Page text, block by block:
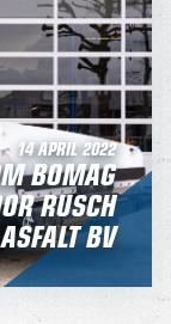
14 APRIL 2022
BOMAG
RUSCH
ASFALT BV